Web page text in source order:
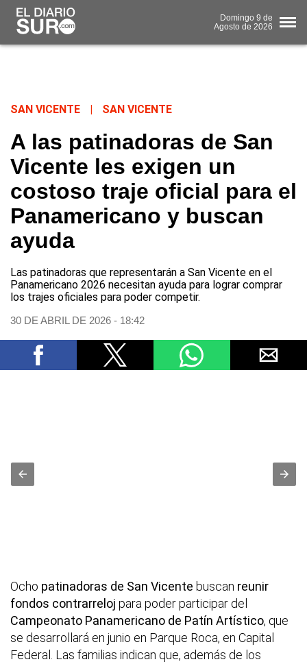
Domingo 9 de
Agosto de 2026
SAN VICENTE SAN VICENTE
A las patinadoras de San
Vicente les exigen un
costoso traje oficial para el
Panamericano y buscan
ayuda
Las patinadoras que representarán a San Vicente en el
Panamericano 2026 necesitan ayuda para lograr comprar
los trajes oficiales para poder competir.
30 DE ABRIL DE 2026 - 18:42
Ocho patinadoras de San Vicente buscan reunir
fondos contrarreloj para poder participar del
Campeonato Panamericano de Patín Artístico, que
se desarrollará en junio en Parque Roca, en Capital
Federal. Las familias indican que, además de los